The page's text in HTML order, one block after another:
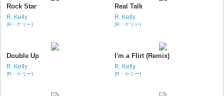
Rock Star
R. Kelly
(R・ケリー)
Real Talk
R. Kelly
(R・ケリー)
Double Up
R. Kelly
(R・ケリー)
I'm a Flirt (Remix)
R. Kelly
(R・ケリー)